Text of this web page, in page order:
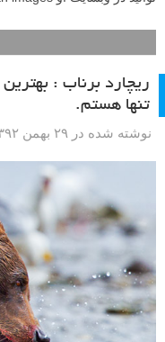
حیات وحش مقیم سیاتل در
های او از عقاب ها تا خرس
را در بر می گیرند. عکس های
توانید در وبسایت او cornforth images بیابید.
ریچارد برناب :